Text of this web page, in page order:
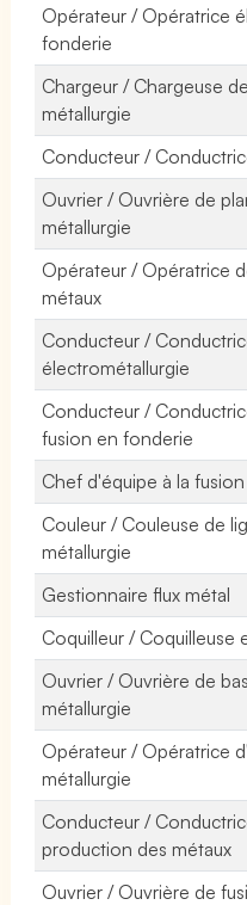
Opérateur / Opératrice
fonderie
Chargeur / Chargeuse
métallurgie
Conducteur /
Ouvrier / Ouvrière de
métallurgie
Opérateur / Opératrice
métaux
Conducteur /
électrométallurgie
Conducteur /
fusion en fonderie
Chef d'équipe à la
Couleur / Couleuse de
métallurgie
Gestionnaire flux métal
Coquilleur / Coquilleuse
Ouvrier / Ouvrière de
métallurgie
Opérateur / Opératrice
métallurgie
Conducteur /
production des métaux
Ouvrier / Ouvrière de